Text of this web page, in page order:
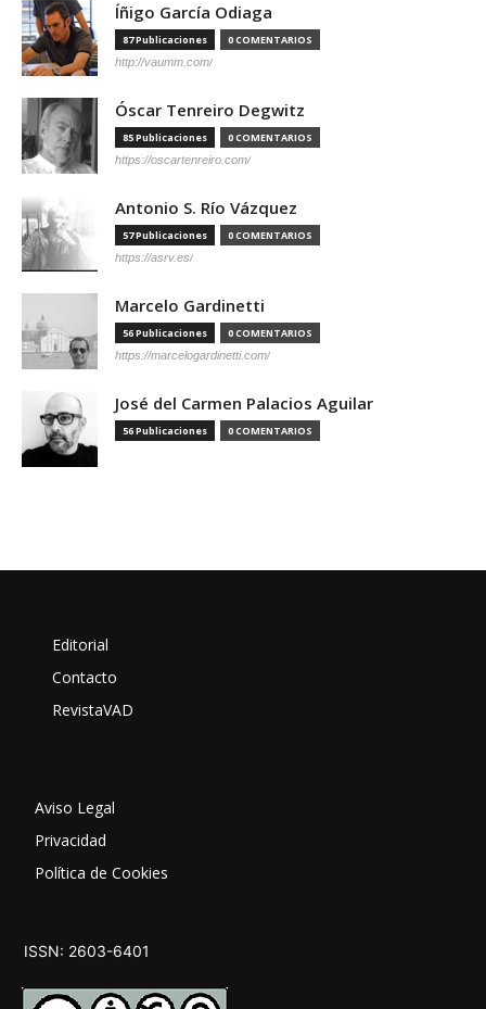
Íñigo García Odiaga
87 Publicaciones 0 COMENTARIOS
http://vaumm.com/
Óscar Tenreiro Degwitz
85 Publicaciones 0 COMENTARIOS
https://oscartenreiro.com/
Antonio S. Río Vázquez
57 Publicaciones 0 COMENTARIOS
https://asrv.es/
Marcelo Gardinetti
56 Publicaciones 0 COMENTARIOS
https://marcelogardinetti.com/
José del Carmen Palacios Aguilar
56 Publicaciones 0 COMENTARIOS
Editorial
Contacto
RevistaVAD
Aviso Legal
Privacidad
Política de Cookies
ISSN: 2603-6401